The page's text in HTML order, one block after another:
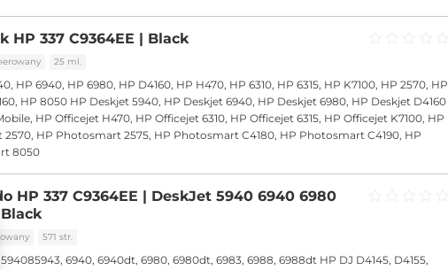
337 C9364EE | Black
25 ml.
HP 6940, HP 6980, HP D4160, HP H470, HP 6310, HP 6315, HP K7100, HP 2570, HP
HP 8050 HP Deskjet 5940, HP Deskjet 6940, HP Deskjet 6980, HP Deskjet D4160
HP Officejet H470, HP Officejet 6310, HP Officejet 6315, HP Officejet K7100, HP
2570, HP Photosmart 2575, HP Photosmart C4180, HP Photosmart C4190, HP
8050
HP 337 C9364EE | DeskJet 5940 6940 6980
Black
571 str.
594085943, 6940, 6940dt, 6980, 6980dt, 6983, 6988, 6988dt HP DJ D4145, D4155,